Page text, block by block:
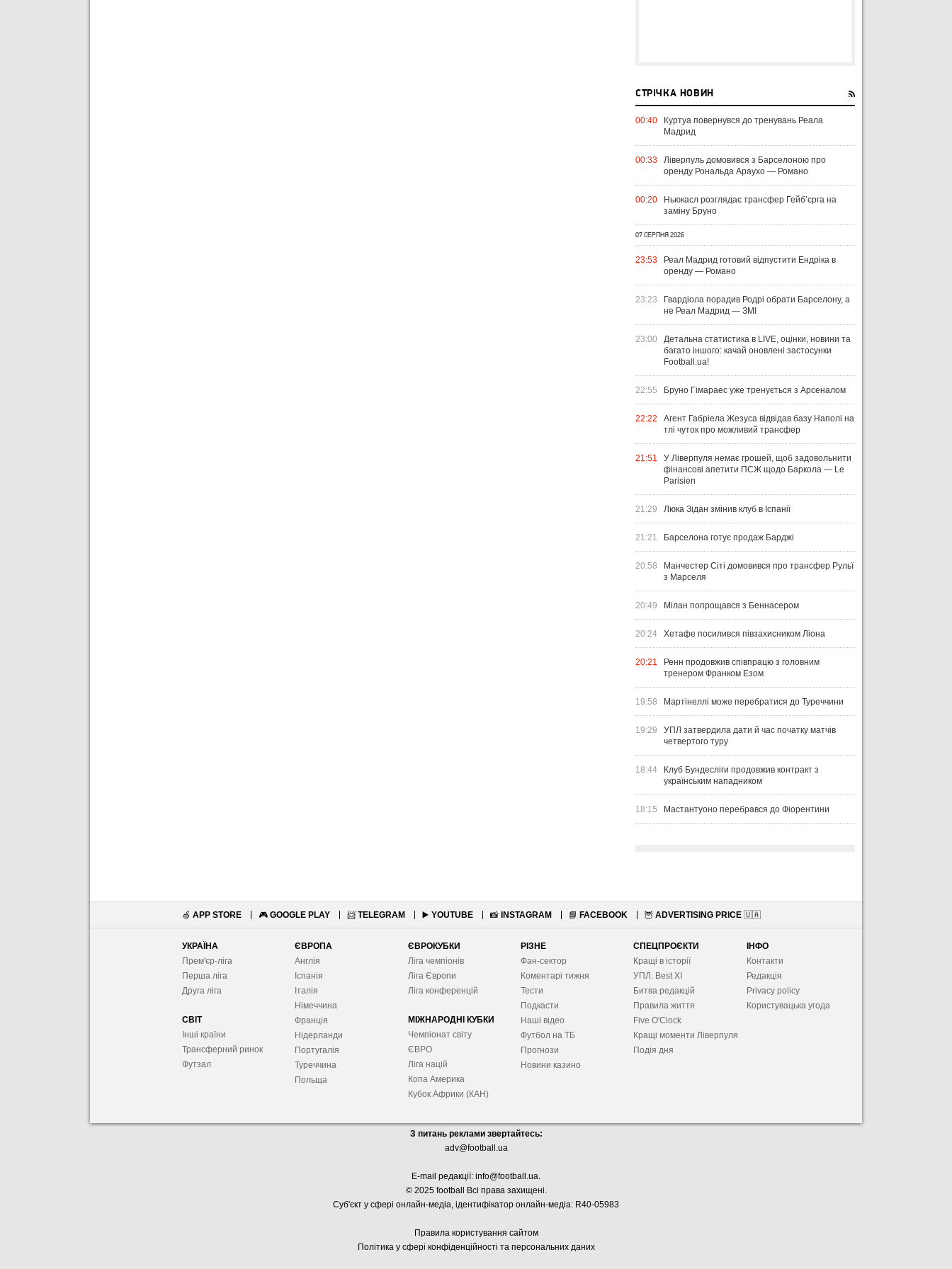
СТРІЧКА НОВИН
00:40
Куртуа повернувся до тренувань Реала
Мадрид
00:33
Ліверпуль домовився з Барселоною про
оренду Рональда Араухо — Романо
00:20
Ньюкасл розглядає трансфер Гейб’єрга на
заміну Бруно
07 СЕРПНЯ 2026
23:53
Реал Мадрид готовий відпустити Ендріка в
оренду — Романо
23:23
Гвардіола порадив Родрі обрати Барселону, а
не Реал Мадрид — ЗМІ
23:00
Детальна статистика в LIVE, оцінки, новини та
багато іншого: качай оновлені застосунки
Football.ua!
22:55 Бруно Гімараес уже тренується з Арсеналом
22:22
Агент Габріела Жезуса відвідав базу Наполі на
тлі чуток про можливий трансфер
21:51
У Ліверпуля немає грошей, щоб задовольнити
фінансові апетити ПСЖ щодо Баркола — Le
Parisien
21:29 Люка Зідан змінив клуб в Іспанії
21:21 Барселона готує продаж Барджі
20:58
Манчестер Сіті домовився про трансфер Рульї
з Марселя
20:49 Мілан попрощався з Беннасером
20:24 Хетафе посилився півзахисником Ліона
20:21
Ренн продовжив співпрацю з головним
тренером Франком Езом
19:58 Мартінеллі може перебратися до Туреччини
19:29
УПЛ затвердила дати й час початку матчів
четвертого туру
18:44
Клуб Бундесліги продовжив контракт з
українським нападником
18:15 Мастантуоно перебрався до Фіорентини
🍏 APP STORE 🎮 GOOGLE PLAY 📨 TELEGRAM ▶️ YOUTUBE 📸 INSTAGRAM 📘 FACEBOOK 🦉 ADVERTISING PRICE 🇺🇦
УКРАЇНА
Прем'єр-ліга
Перша ліга
Друга ліга
СВІТ
Інші країни
Трансферний ринок
Футзал
ЄВРОПА
Англія
Іспанія
Італія
Німеччина
Франція
Нідерланди
Португалія
Туреччина
Польща
ЄВРОКУБКИ
Ліга чемпіонів
Ліга Європи
Ліга конференцій
МІЖНАРОДНІ КУБКИ
Чемпіонат світу
ЄВРО
Ліга націй
Копа Америка
Кубок Африки (КАН)
РІЗНЕ
Фан-сектор
Коментарі тижня
Тести
Подкасти
Наші відео
Футбол на ТБ
Прогнози
Новини казино
СПЕЦПРОЄКТИ
Кращі в історії
УПЛ. Best XІ
Битва редакцій
Правила життя
Five O'Clock
Кращі моменти Ліверпуля
Подія дня
ІНФО
Контакти
Редакція
Privacy policy
Користувацька угода
З питань реклами звертайтесь:
adv@football.ua
E-mail редакції: info@football.ua.
© 2025 football Всі права захищені.
Суб'єкт у сфері онлайн-медіа, ідентифікатор онлайн-медіа: R40-05983
Правила користування сайтом
Політика у сфері конфіденційності та персональних даних